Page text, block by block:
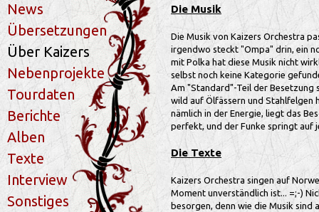
News
Übersetzungen
Über Kaizers
Nebenprojekte
Tourdaten
Berichte
Alben
Texte
Interview
Sonstiges
Die Musik
Die Musik von Kaizers Orchestra
irgendwo steckt "Ompa" drin, ein
mit Polka hat diese Musik nicht
selbst noch keine Kategorie
Am "Standard"-Teil der Besetzung
wild auf Ölfässern und Stahlfelgen
nämlich in der Energie, liegt das
perfekt, und der Funke springt auf
Die Texte
Kaizers Orchestra singen auf
Moment unverständlich ist... =;-)
besorgen, denn wie die Musik sind